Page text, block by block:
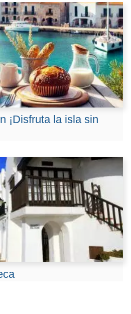
¡Disfruta la isla sin